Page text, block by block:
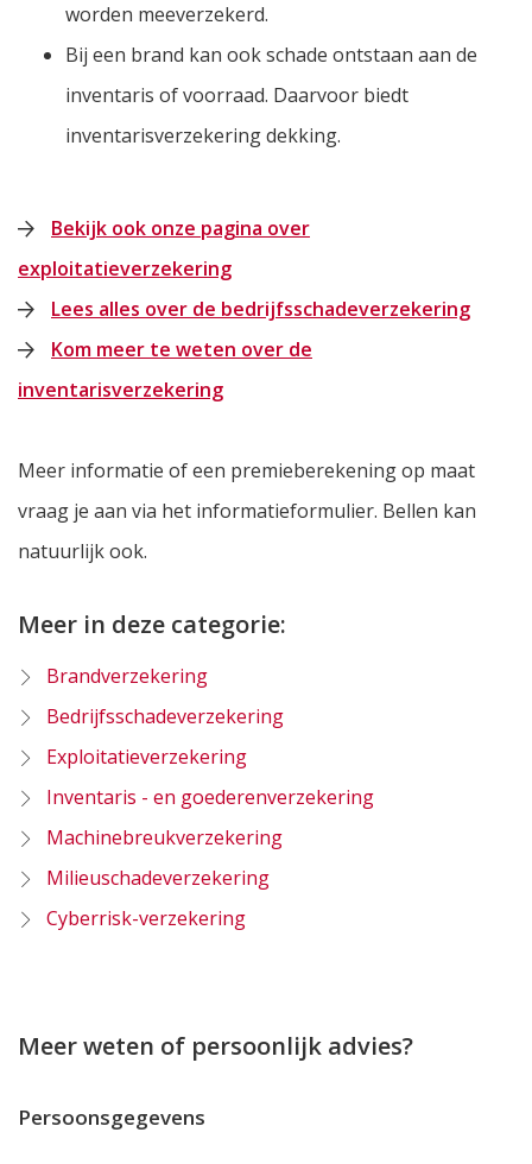
worden meeverzekerd.
Bij een brand kan ook schade ontstaan aan de
inventaris of voorraad. Daarvoor biedt
inventarisverzekering dekking.
Bekijk ook onze pagina over
exploitatieverzekering
Lees alles over de bedrijfsschadeverzekering
Kom meer te weten over de
inventarisverzekering
Meer informatie of een premieberekening op maat
vraag je aan via het informatieformulier. Bellen kan
natuurlijk ook.
Meer in deze categorie:
Brandverzekering
Bedrijfsschadeverzekering
Exploitatieverzekering
Inventaris - en goederenverzekering
Machinebreukverzekering
Milieuschadeverzekering
Cyberrisk-verzekering
Meer weten of persoonlijk advies?
Persoonsgegevens